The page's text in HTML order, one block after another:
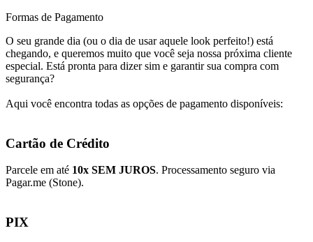
Formas de Pagamento
O seu grande dia (ou o dia de usar aquele look perfeito!) está
chegando, e queremos muito que você seja nossa próxima cliente
especial. Está pronta para dizer sim e garantir sua compra com
segurança?
Aqui você encontra todas as opções de pagamento disponíveis:
Cartão de Crédito
Parcele em até 10x SEM JUROS. Processamento seguro via
Pagar.me (Stone).
PIX